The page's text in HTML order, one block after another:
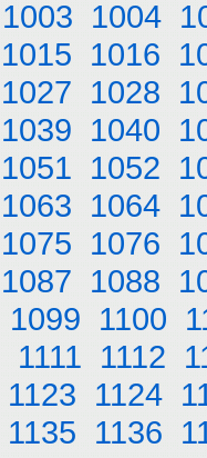
1003 1004
1015 1016
1027 1028
1039 1040
1051 1052
1063 1064
1075 1076
1087 1088
1099 1100
1111 1112
1123 1124
1135 1136